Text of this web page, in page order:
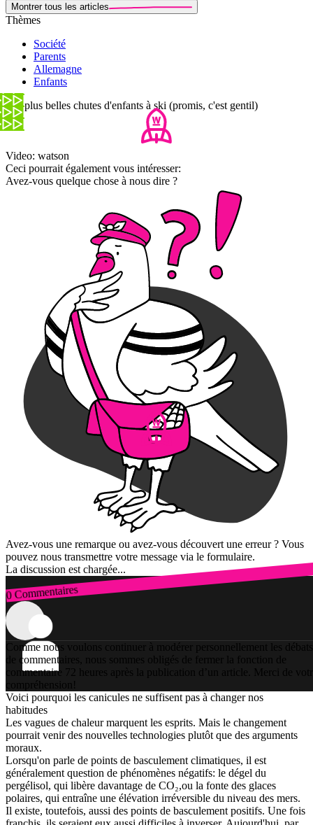
Montrer tous les articles
Thèmes
Société
Parents
Allemagne
Enfants
Les plus belles chutes d'enfants à ski (promis, c'est gentil)
Video: watson
Ceci pourrait également vous intéresser:
Avez-vous quelque chose à nous dire ?
Avez-vous une remarque ou avez-vous découvert une erreur ? Vous
pouvez nous transmettre votre message via le formulaire.
La discussion est chargée...
0 Commentaires
Connexion
Comme nous voulons continuer à modérer personnellement les débats
de commentaires, nous sommes obligés de fermer la fonction de
commentaire 72 heures après la publication d’un article. Merci de
compréhension!
Voici pourquoi les canicules ne suffisent pas à changer nos
habitudes
Les vagues de chaleur marquent les esprits. Mais le changement
pourrait venir des nouvelles technologies plutôt que des arguments
moraux.
Lorsqu'on parle de points de basculement climatiques, il est
généralement question de phénomènes négatifs: le dégel du
pergélisol, qui libère davantage de CO₂,ou la fonte des glaces
polaires, qui entraîne une élévation irréversible du niveau des mers.
Il existe, toutefois, aussi des points de basculement positifs. Une fois